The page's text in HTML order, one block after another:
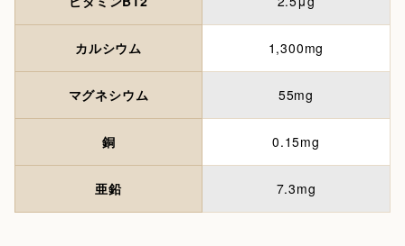
カルシウム 1,300mg
マグネシウム 55mg
銅 0.15mg
亜鉛 7.3mg